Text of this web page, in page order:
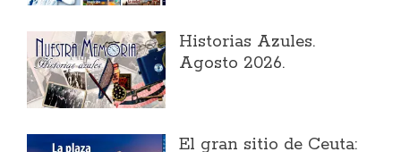
Historias Azules.
Agosto 2026.
El gran sitio de Ceuta: